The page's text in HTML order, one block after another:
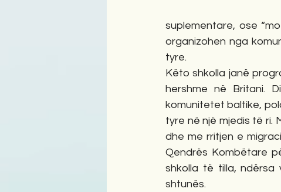
suplementare, ose
organizohen nga
tyre.
Këto shkolla janë
hershme në Britani.
komunitetet baltike,
tyre në një mjedis të ri.
dhe me rritjen e
Qendrës Kombëtare
shkolla të tilla, ndërsa
shtunës.